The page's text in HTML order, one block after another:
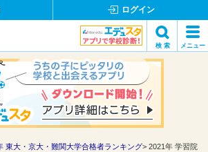
ログイン
検 索 メニュー
検索
東大・京大・難関大学合格者ランキング
2021年 学習院